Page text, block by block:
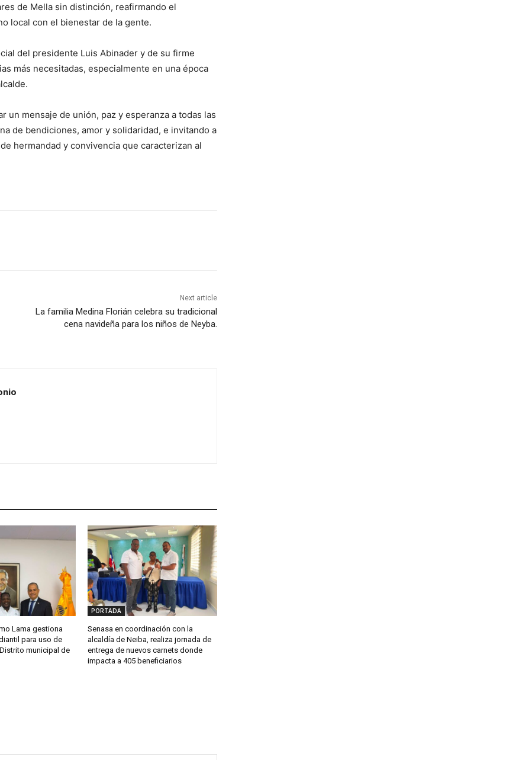
de Mella sin distinción, reafirmando el
local con el bienestar de la gente.
del presidente Luis Abinader y de su firme
más necesitadas, especialmente en una época
un mensaje de unión, paz y esperanza a todas las
de bendiciones, amor y solidaridad, e invitando a
hermandad y convivencia que caracterizan al
Next article
La familia Medina Florián celebra su tradicional
cena navideña para los niños de Neyba.
Lama gestiona
para uso de
municipal de
PORTADA
Senasa en coordinación con la
alcaldía de Neiba, realiza jornada de
entrega de nuevos carnets donde
impacta a 405 beneficiarios